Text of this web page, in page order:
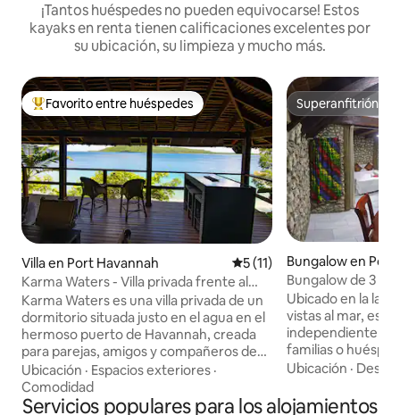
¡Tantos huéspedes no pueden equivocarse! Estos
kayaks en renta tienen calificaciones excelentes por
su ubicación, su limpieza y mucho más.
De los mejores en Favorito entre huéspedes
Favorito entre huéspedes
Villa en Port Havannah Calificación promedio: 5 de
5 (11)
Karma Waters - Villa privada frente al
mar y al arrecife
Karma Waters es una villa privada de un
dormitorio situada justo en el agua en el
hermoso puerto de Havannah, creada
para parejas, amigos y compañeros de
buceo que quieren reducir la velocidad,
respirar profundamente y volver a
conectarse con el mar. Los huéspedes
Ubicación · Espacios exteriores ·
Comodidad
Superanfitrión
Superanfitrión
Bungalow en Port
Bungalow de 3
mar, desayuno y
Ubicado en la
vistas al mar,
independiente es
familias o
deseen un
camas tamaño
Ubicación ·
Servicios populares para los alojamientos